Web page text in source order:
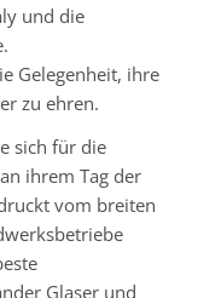
und die
.
Gelegenheit, ihre
zu ehren.
sich für die
ihrem Tag der
vom breiten
Glaser und